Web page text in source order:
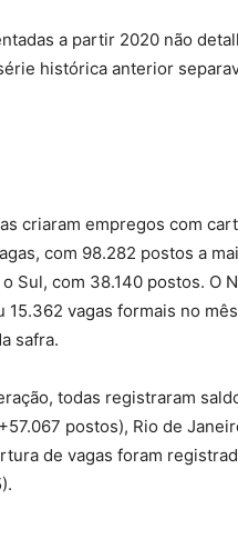
a partir 2020 não
histórica anterior
criaram empregos com
com 98.282 postos a
Sul, com 38.140 postos. O
vagas formais no
safra.
todas registraram
postos), Rio de
de vagas foram